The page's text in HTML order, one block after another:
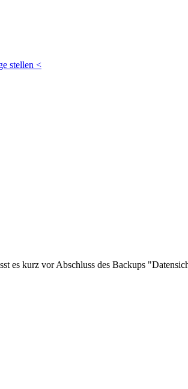
stellen <
es kurz vor Abschluss des Backups